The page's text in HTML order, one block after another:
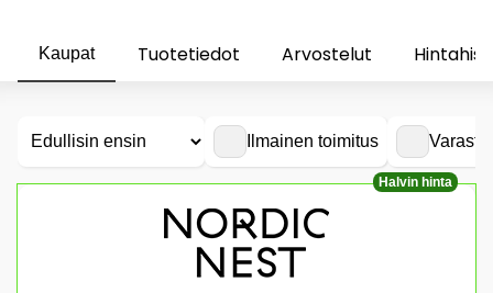
Kaupat Tuotetiedot Arvostelut
Ilmainen toimitus
Halvin hinta